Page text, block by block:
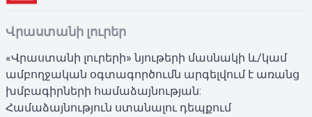
Վրաստանի լուրեր
«Վրաստանի լուրերի» նյութերի մասնակի և/կամ
ամբողջական օգտագործումն արգելվում է առանց
խմբագիրների համաձայնության:
Համաձայնություն ստանալու դեպքում